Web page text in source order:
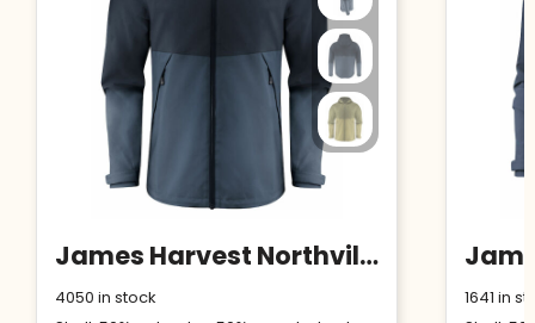
James Harvest Northville Shell Jacket Men
4050 in stock
1641 in